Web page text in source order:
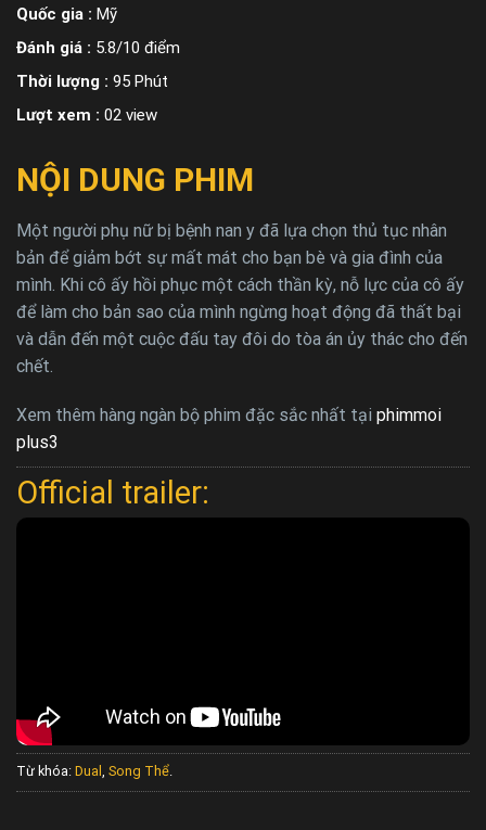
Quốc gia : Mỹ
Đánh giá : 5.8/10 điểm
Thời lượng : 95 Phút
Lượt xem : 02 view
NỘI DUNG PHIM
Một người phụ nữ bị bệnh nan y đã lựa chọn thủ tục nhân
bản để giảm bớt sự mất mát cho bạn bè và gia đình của
mình. Khi cô ấy hồi phục một cách thần kỳ, nỗ lực của cô ấy
để làm cho bản sao của mình ngừng hoạt động đã thất bại
và dẫn đến một cuộc đấu tay đôi do tòa án ủy thác cho đến
chết.
Xem thêm hàng ngàn bộ phim đặc sắc nhất tại phimmoi
plus3
Official trailer:
Từ khóa: Dual , Song Thể.